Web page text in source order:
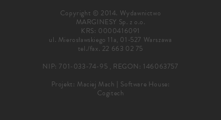
Copyright © 2014. Wydawnictwo
MARGINESY Sp. z o.o.
KRS: 0000416091
ul. Mierosławskiego 11a, 01-527 Warszawa
tel./fax. 22 663 02 75
NIP: 701-033-74-95 , REGON: 146063757
Projekt: Maciej Mach | Software House:
Cogitech